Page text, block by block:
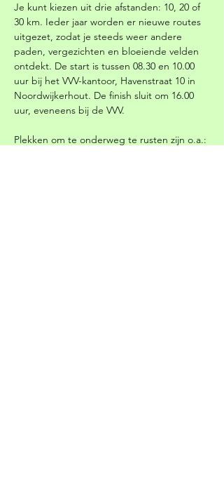
Je kunt kiezen uit drie afstanden: 10, 20 of
30 km. Ieder jaar worden er nieuwe routes
uitgezet, zodat je steeds weer andere
paden, vergezichten en bloeiende velden
ontdekt. De start is tussen 08.30 en 10.00
uur bij het VVV-kantoor, Havenstraat 10 in
Noordwijkerhout. De finish sluit om 16.00
uur, eveneens bij de VVV.
Plekken om te onderweg te rusten zijn o.a.: